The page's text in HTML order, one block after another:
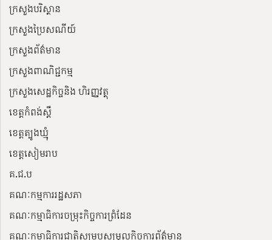
ក្រសួងបរិស្ថាន
ក្រសួងប្រៃសណីយ៍
ក្រសួងព័ត៌មាន
ក្រសួងពាណិជ្ជកម្ម
ក្រសួងសេដ្ឋកិច្ចនិង ហិរញ្ញវត្ថុ
ខេត្តកំពង់ស្ពឺ
ខេត្តត្បូងឃ្មុំ
ខេត្តសៀមរាប
គ.ជ.ប
គណៈកម្មការរដ្ឋសភា
គណៈកម្មាធិការចម្រុះកិច្ចការព្រំដែន
គណៈកម្មាធិការជាតិសម្របសម្រួលកិច្ចការព័ត៌មាន